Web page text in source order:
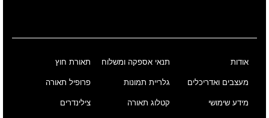
אודות
מעצבים ואדריכלים
מידע שימושי
תנאי אספקה ומשלוח
גלריית תמונות
קטלוג תאורה
תאורת חוץ
פרופיל תאורה
צילינדרים